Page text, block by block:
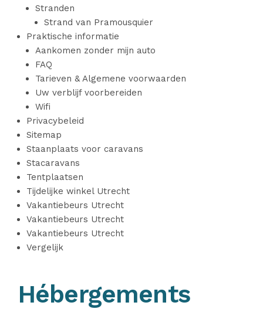
Stranden
Strand van Pramousquier
Praktische informatie
Aankomen zonder mijn auto
FAQ
Tarieven & Algemene voorwaarden
Uw verblijf voorbereiden
Wifi
Privacybeleid
Sitemap
Staanplaats voor caravans
Stacaravans
Tentplaatsen
Tijdelijke winkel Utrecht
Vakantiebeurs Utrecht
Vakantiebeurs Utrecht
Vakantiebeurs Utrecht
Vergelijk
Hébergements